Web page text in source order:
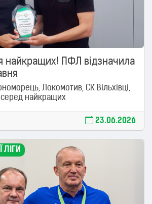
найкращих! ПФЛ відзначила
Локомотив, СК Вільхівці,
серед найкращих
23.06.2026